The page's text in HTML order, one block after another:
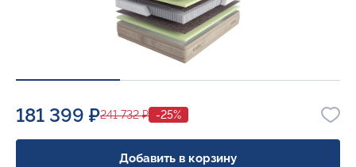
181 399 ₽241 732 ₽ -25%
Добавить в корзину